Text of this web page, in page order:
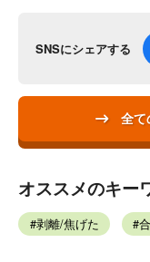
SNSにシェアする
全て
オススメのキー
剥離/焦げた